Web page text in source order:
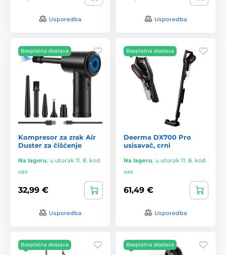
Usporedba Usporedba
Besplatna dostava
Kompresor za zrak Air
Duster za čišćenje
Na lageru, u utorak 11. 8. kod
vas
32,99 €
Usporedba
Besplatna dostava
Deerma DX700 Pro
usisavač, crni
Na lageru, u utorak 11. 8. kod
vas
61,49 €
Usporedba
Besplatna dostava Besplatna dostava